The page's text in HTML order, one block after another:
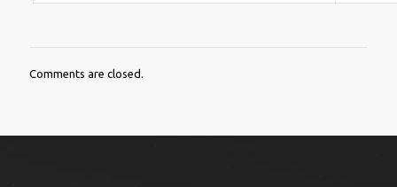
Comments are closed.